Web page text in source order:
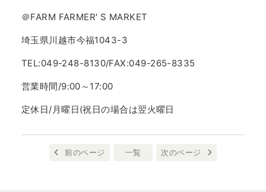
＠FARM FARMER′ S MARKET
埼玉県川越市今福1043-3
TEL:049-248-8130/FAX:049-265-8335
営業時間/9:00～17:00
定休日/月曜日(祝日の場合は翌火曜日
前のページ 一覧 次のページ